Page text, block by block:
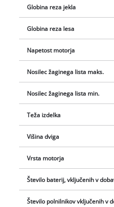
ergonomsko rokovanje v
z enim visokokakovostnim
z izjemnimi rezalnimi
polnilnik sta na voljo ločeno, na
komplet Einhell.
Globina reza jekla
Globina reza lesa
Napetost motorja
Nosilec žaginega lista maks.
Nosilec žaginega lista min.
Teža izdelka
Višina dviga
Vrsta motorja
Število baterij, vključenih v
Število polnilnikov vključenih v